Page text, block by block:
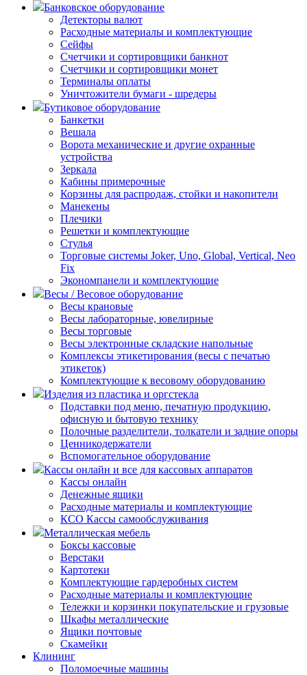
Банковское оборудование
Детекторы валют
Расходные материалы и комплектующие
Сейфы
Счетчики и сортировщики банкнот
Счетчики и сортировщики монет
Терминалы оплаты
Уничтожители бумаги - шредеры
Бутиковое оборудование
Банкетки
Вешала
Ворота механические и другие охранные
устройства
Зеркала
Кабины примерочные
Корзины для распродаж, стойки и накопители
Манекены
Плечики
Решетки и комплектующие
Стулья
Торговые системы Joker, Uno, Global, Vertical, Neo
Fix
Экономпанели и комплектующие
Весы / Весовое оборудование
Весы крановые
Весы лабораторные, ювелирные
Весы торговые
Весы электронные складские напольные
Комплексы этикетирования (весы с печатью
этикеток)
Комплектующие к весовому оборудованию
Изделия из пластика и оргстекла
Подставки под меню, печатную продукцию,
офисную и бытовую технику
Полочные разделители, толкатели и задние опоры
Ценникодержатели
Вспомогательное оборудование
Кассы онлайн и все для кассовых аппаратов
Кассы онлайн
Денежные ящики
Расходные материалы и комплектующие
КСО Кассы самообслуживания
Металлическая мебель
Боксы кассовые
Верстаки
Картотеки
Комплектующие гардеробных систем
Расходные материалы и комплектующие
Тележки и корзинки покупательские и грузовые
Шкафы металлические
Ящики почтовые
Скамейки
Клининг
Поломоечные машины